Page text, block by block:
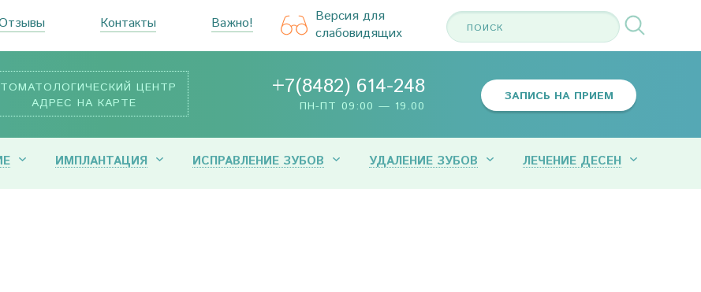
Контакты Важно!
Версия для
слабовидящих
ЦЕНТР
АДРЕС НА КАРТЕ
+7(8482) 614-248
ПН-ПТ 09:00 — 19.00
ЗАПИСЬ НА ПРИЕМ
ИМПЛАНТАЦИЯ ИСПРАВЛЕНИЕ ЗУБОВ УДАЛЕНИЕ ЗУБОВ ЛЕЧЕНИЕ ДЕСЕН